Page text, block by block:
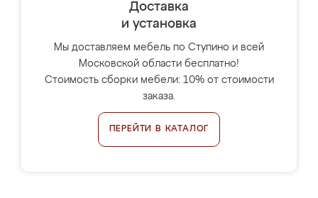
Доставка
и установка
Мы доставляем мебель по Ступино и всей
Московской области бесплатно!
Стоимость сборки мебели: 10% от стоимости
заказа.
ПЕРЕЙТИ В КАТАЛОГ